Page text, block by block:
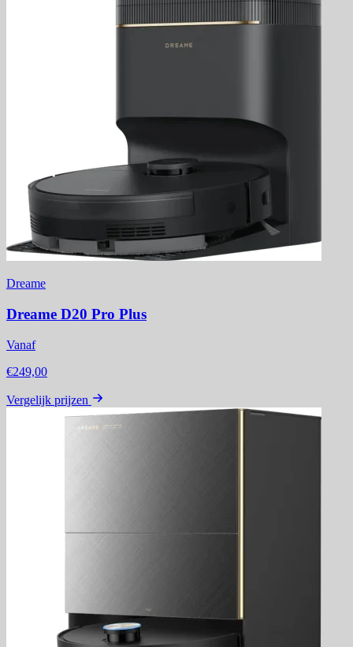
Dreame
Dreame D20 Pro Plus
Vanaf
€249,00
Vergelijk prijzen